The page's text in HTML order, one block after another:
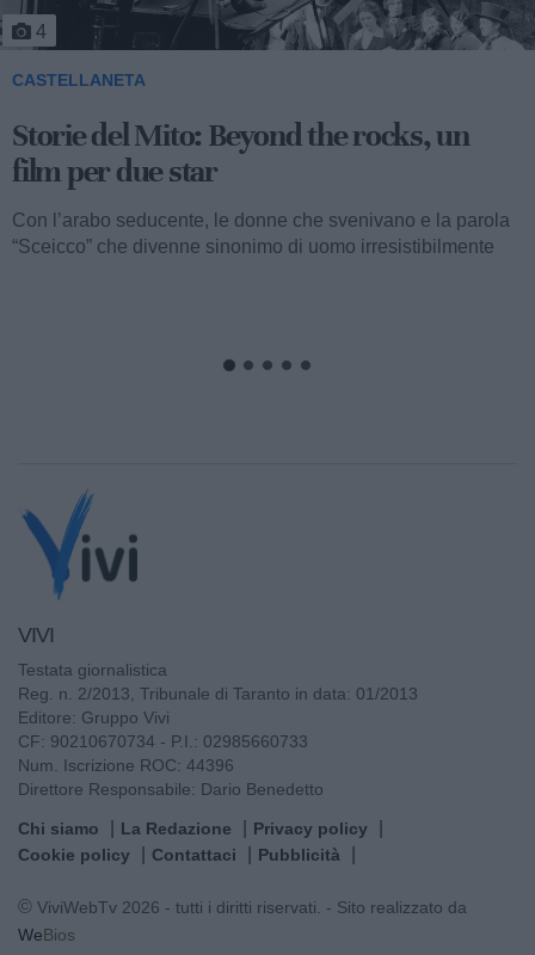
5
CASTELLANETA
Storie del Mito: Uno sceicco esuberante
Valentino fu consacrato attore internazionale, come abbiamo
visto, con il film “I quattro cavalieri dell’Apocalisse”. Così
cominciava...
VIVI
Testata giornalistica
Reg. n. 2/2013, Tribunale di Taranto in data: 01/2013
Editore: Gruppo Vivi
CF: 90210670734 - P.I.: 02985660733
Num. Iscrizione ROC: 44396
Direttore Responsabile: Dario Benedetto
Chi siamo La Redazione
Privacy policy
Cookie policy
Contattaci Pubblicità
© ViviWebTv 2026 - tutti i diritti riservati. - Sito realizzato da
WeBios